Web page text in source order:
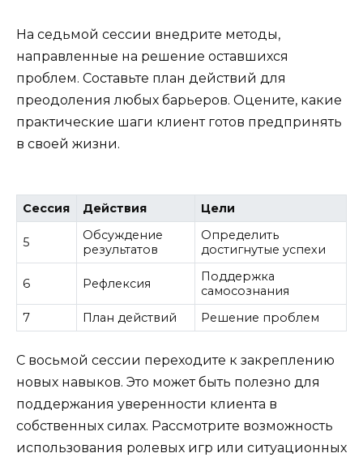
На седьмой сессии внедрите методы,
направленные на решение оставшихся
проблем. Составьте план действий для
преодоления любых барьеров. Оцените, какие
практические шаги клиент готов предпринять
в своей жизни.
Сессия Действия Цели
5
Обсуждение
результатов
Определить
достигнутые успехи
6 Рефлексия
Поддержка
самосознания
7
План действий Решение проблем
С восьмой сессии переходите к закреплению
новых навыков. Это может быть полезно для
поддержания уверенности клиента в
собственных силах. Рассмотрите возможность
использования ролевых игр или ситуационных